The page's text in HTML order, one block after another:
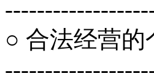
○ 合法经营的